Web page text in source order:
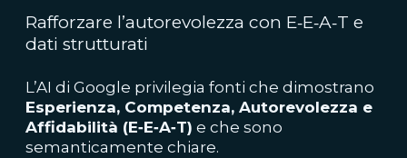
Rafforzare l’autorevolezza con E‑E‑A‑T e
dati strutturati
L’AI di Google privilegia fonti che dimostrano
Esperienza, Competenza, Autorevolezza e
Affidabilità (E‑E‑A‑T) e che sono
semanticamente chiare.